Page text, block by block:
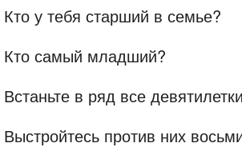
Кто у тебя старший в семье?
Кто самый младший?
Встаньте в ряд все
Выстройтесь против них